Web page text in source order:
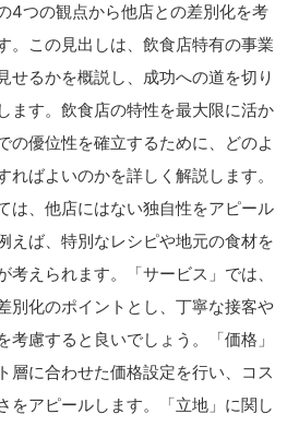
4つの観点から他店との差別化を考
。この見出しは、飲食店特有の事業
せるかを概説し、成功への道を切り
ます。飲食店の特性を最大限に活か
の優位性を確立するために、どのよ
ればよいのかを詳しく解説します。
は、他店にはない独自性をアピール
えば、特別なレシピや地元の食材を
考えられます。「サービス」では、
別化のポイントとし、丁寧な接客や
考慮すると良いでしょう。「価格」
層に合わせた価格設定を行い、コス
をアピールします。「立地」に関し